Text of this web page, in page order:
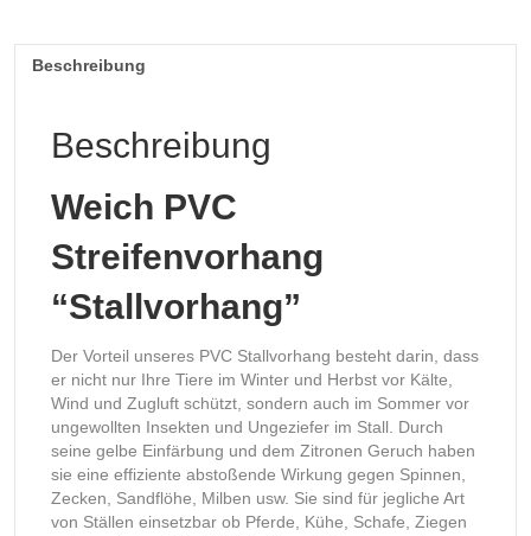
Beschreibung
Beschreibung
Weich PVC
Streifenvorhang
“Stallvorhang”
Der Vorteil unseres PVC Stallvorhang besteht darin, dass
er nicht nur Ihre Tiere im Winter und Herbst vor Kälte,
Wind und Zugluft schützt, sondern auch im Sommer vor
ungewollten Insekten und Ungeziefer im Stall. Durch
seine gelbe Einfärbung und dem Zitronen Geruch haben
sie eine effiziente abstoßende Wirkung gegen Spinnen,
Zecken, Sandflöhe, Milben usw. Sie sind für jegliche Art
von Ställen einsetzbar ob Pferde, Kühe, Schafe, Ziegen